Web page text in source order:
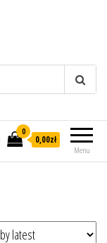
Menu
0
0,00zł